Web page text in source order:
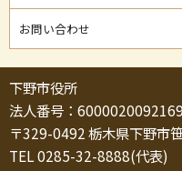
お問い合わせ
下野市役所
法人番号：
〒329-0492 栃木県下野市
TEL 0285-32-8888(代表)